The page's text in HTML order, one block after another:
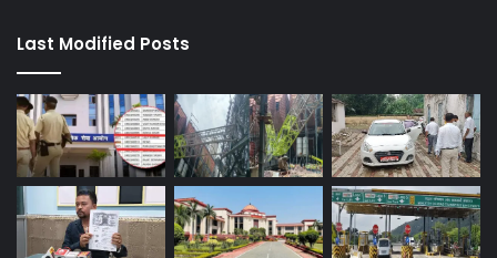
Last Modified Posts